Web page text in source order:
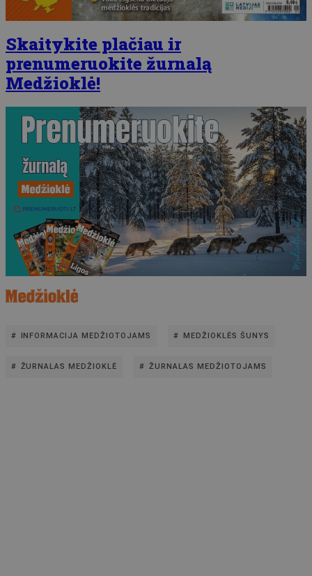
Skaitykite plačiau ir
prenumeruokite žurnalą
Medžioklė!
INFORMACIJA MEDŽIOTOJAMS MEDŽIOKLĖS ŠUNYS
ŽURNALAS MEDŽIOKLĖ ŽURNALAS MEDŽIOTOJAMS